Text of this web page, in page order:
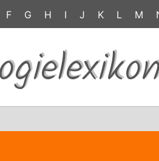
F G H I J K L M